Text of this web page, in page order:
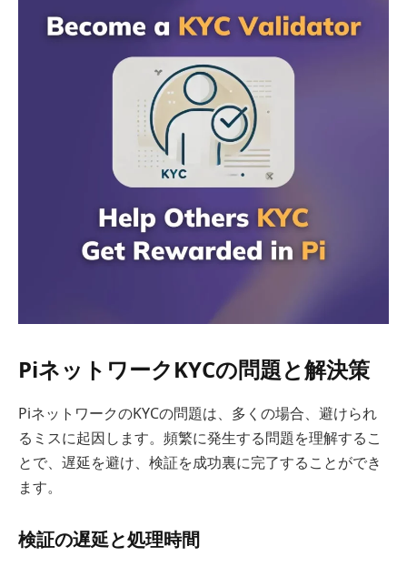
PiネットワークKYCの問題と解決策
PiネットワークのKYCの問題は、多くの場合、避けられ
るミスに起因します。頻繁に発生する問題を理解するこ
とで、遅延を避け、検証を成功裏に完了することができ
ます。
検証の遅延と処理時間